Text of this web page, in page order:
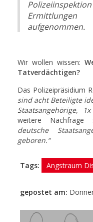
Ermittlungen
aufgenommen.
Wir wollen wissen:
Tatverdächtigen?
Das Polizeipräsidium
sind acht Beteiligte
Staatsangehörige,
weitere
deutsche
geboren.“
Tags: Angstraum
gepostet am: